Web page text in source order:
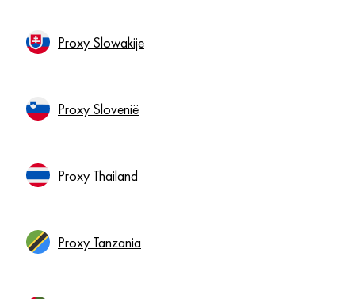
Proxy Slowakije
Proxy Slovenië
Proxy Thailand
Proxy Tanzania